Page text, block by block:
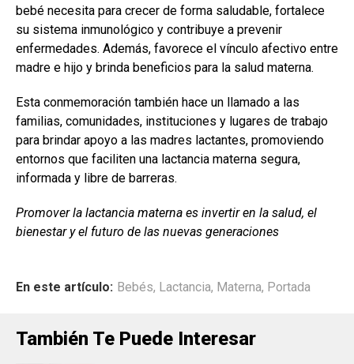
bebé necesita para crecer de forma saludable, fortalece
su sistema inmunológico y contribuye a prevenir
enfermedades. Además, favorece el vínculo afectivo entre
madre e hijo y brinda beneficios para la salud materna.
Esta conmemoración también hace un llamado a las
familias, comunidades, instituciones y lugares de trabajo
para brindar apoyo a las madres lactantes, promoviendo
entornos que faciliten una lactancia materna segura,
informada y libre de barreras.
Promover la lactancia materna es invertir en la salud, el
bienestar y el futuro de las nuevas generaciones
En este artículo: Bebés, Lactancia, Materna, Portada
También Te Puede Interesar